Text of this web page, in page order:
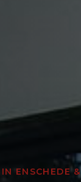
ENSCHEDE